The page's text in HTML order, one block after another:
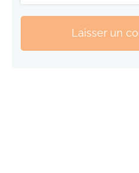
Laisser un